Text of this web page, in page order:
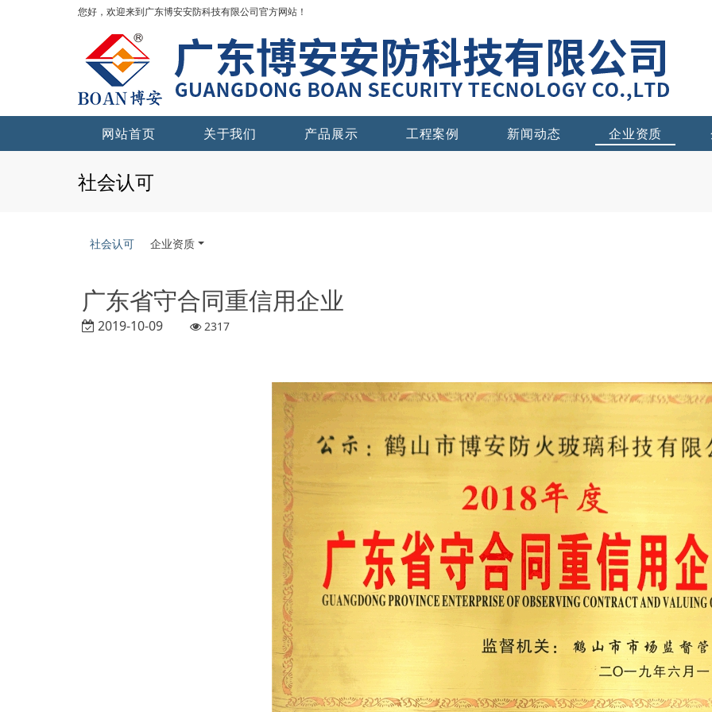
您好，欢迎来到广东博安安防科技有限公司官方网站！
网站首页 关于我们 产品展示 工程案例 新闻动态 企业资质
社会认可
社会认可 企业资质
广东省守合同重信用企业
2019-10-09 2317